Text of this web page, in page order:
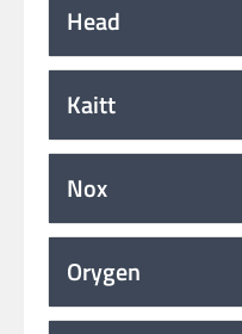
Head
Kaitt
Nox
Orygen